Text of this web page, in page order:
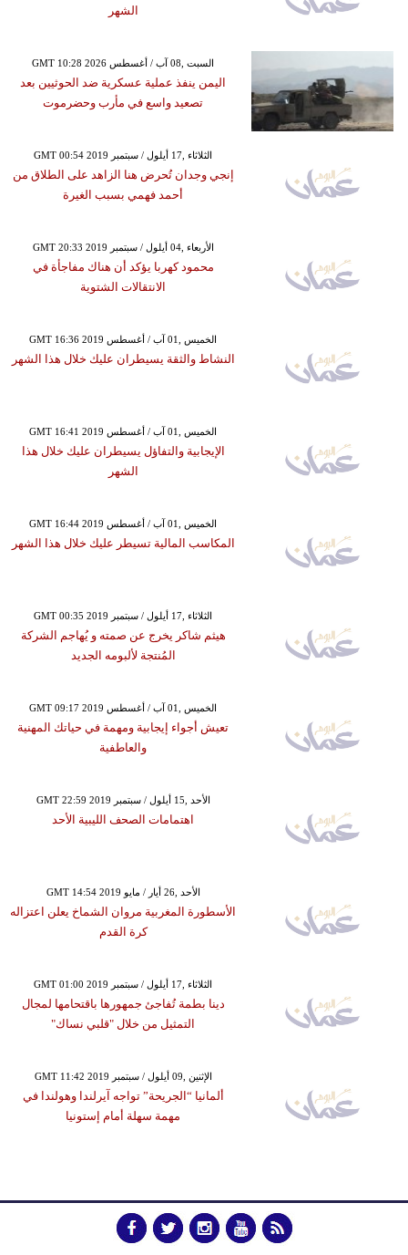
الشهر
GMT 10:28 2026 السبت ,08 آب / أغسطس
اليمن ينفذ عملية عسكرية ضد الحوثيين بعد
تصعيد واسع في مأرب وحضرموت
GMT 00:54 2019 الثلاثاء ,17 أيلول / سبتمبر
إنجي وجدان تُحرض هنا الزاهد على الطلاق من
أحمد فهمي بسبب الغيرة
GMT 20:33 2019 الأربعاء ,04 أيلول / سبتمبر
محمود كهربا يؤكد أن هناك مفاجأة في
الانتقالات الشتوية
GMT 16:36 2019 الخميس ,01 آب / أغسطس
النشاط والثقة يسيطران عليك خلال هذا الشهر
GMT 16:41 2019 الخميس ,01 آب / أغسطس
الإيجابية والتفاؤل يسيطران عليك خلال هذا
الشهر
GMT 16:44 2019 الخميس ,01 آب / أغسطس
المكاسب المالية تسيطر عليك خلال هذا الشهر
GMT 00:35 2019 الثلاثاء ,17 أيلول / سبتمبر
هيثم شاكر يخرج عن صمته و يُهاجم الشركة
المُنتجة لألبومه الجديد
GMT 09:17 2019 الخميس ,01 آب / أغسطس
تعيش أجواء إيجابية ومهمة في حياتك المهنية
والعاطفية
GMT 22:59 2019 الأحد ,15 أيلول / سبتمبر
اهتمامات الصحف الليبية الأحد
GMT 14:54 2019 الأحد ,26 أيار / مايو
الأسطورة المغربية مروان الشماخ يعلن اعتزاله
كرة القدم
GMT 01:00 2019 الثلاثاء ,17 أيلول / سبتمبر
دينا بطمة تُفاجئ جمهورها باقتحامها لمجال
التمثيل من خلال "قلبي نساك"
GMT 11:42 2019 الإثنين ,09 أيلول / سبتمبر
ألمانيا “الجريحة” تواجه آيرلندا وهولندا في
مهمة سهلة أمام إستونيا